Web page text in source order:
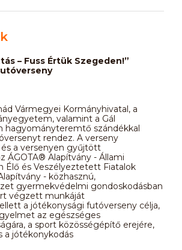
– Fuss Értük Szegeden!”
Vármegyei Kormányhivatal, a
valamint a Gál
hagyományteremtő szándékkal
rendez. A verseny
és a versenyen gyűjtött
ÁGOTA® Alapítvány - Állami
Élő és Veszélyeztetett Fiatalok
- közhasznú,
gyermekvédelmi gondoskodásban
végzett munkáját
a jótékonysági futóverseny célja,
az egészséges
a sport közösségépítő erejére,
a jótékonykodás